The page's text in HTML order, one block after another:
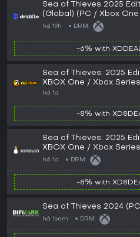
Sea of Thieves 2025
(Global) (PC / Xbox
Series X|S) - Xbox Live -
há 19h DRM:
-6% with
Sea of Thieves: 2025
XBOX One / Xbox
PC CD Key
há 1d
-8% with
Sea of Thieves: 2025
XBOX One / Xbox
PC CD Key
há 1d DRM:
-8% with
Sea of Thieves 2024
há 1sem DRM: